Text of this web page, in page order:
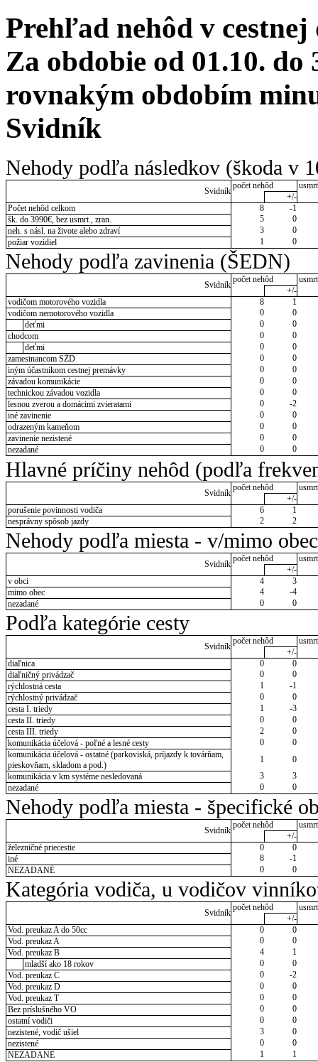
Prehľad nehôd v cestnej
Za obdobie od 01.10. do
rovnakým obdobím
Svidník
Nehody podľa následkov (škoda v
Svidník
počet nehôd
+/-
Počet nehôd celkom
8
-1
šk. do 3990€, bez usmrt., zran.
5
0
neh. s násl. na živote alebo zdraví
3
0
požiar vozidiel
1 0
Nehody podľa zavinenia (ŠEDN)
Svidník
počet nehôd
+/-
vodičom motorového vozidla
8
1
vodičom nemotorového vozidla
0
0
deťmi
0
0
chodcom
0
0
deťmi
0
0
zamestnancom SŽD
0
0
iným účastníkom cestnej premávky
0
0
závadou komunikácie
0
0
technickou závadou vozidla
0
0
lesnou zverou a domácimi zvieratami
0
-2
iné zavinenie
0
0
odrazeným kameňom
0
0
zavinenie nezistené
0
0
nezadané
0 0
Hlavné príčiny nehôd (podľa
Svidník
počet nehôd
+/-
porušenie povinnosti vodiča
6
1
nesprávny spôsob jazdy
2 2
Nehody podľa miesta - v/mimo obec
Svidník
počet nehôd
+/-
v obci
4
3
mimo obec
4
-4
nezadané
0 0
Podľa kategórie cesty
Svidník
počet nehôd
+/-
diaľnica
0
0
diaľničný privádzač
0
0
rýchlostná cesta
1
-1
rýchlostný privádzač
0
0
cesta I. triedy
1
-3
cesta II. triedy
0
0
cesta III. triedy
2
0
komunikácia účelová - poľné a lesné cesty
0
0
komunikácia účelová - ostatné (parkoviská, príjazdy k továrňam,
pieskovňam, skladom a pod.)
1
0
komunikácia v km systéme nesledovaná
3
3
nezadané
0 0
Nehody podľa miesta - špecifické
Svidník
počet nehôd
+/-
železničné priecestie
0
0
iné
8
-1
NEZADANÉ
0 0
Kategória vodiča, u vodičov
Svidník
počet nehôd
+/-
Vod. preukaz A do 50cc
0
0
Vod. preukaz A
0
0
Vod. preukaz B
4
1
mladší ako 18 rokov
0
0
Vod. preukaz C
0
-2
Vod. preukaz D
0
0
Vod. preukaz T
0
0
Bez príslušného VO
0
0
ostatní vodiči
0
0
nezistené, vodič ušiel
3
0
nezistené
0
0
NEZADANÉ
1 1